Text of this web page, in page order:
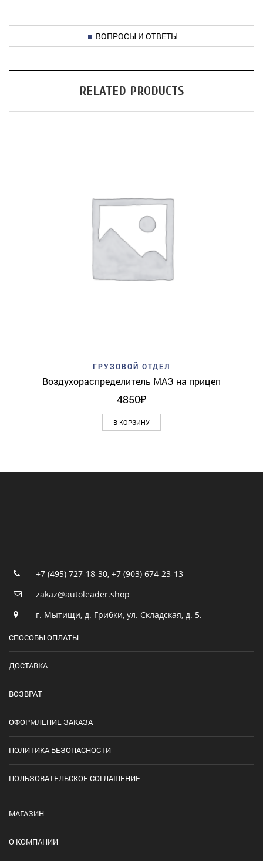
ВОПРОСЫ И ОТВЕТЫ
RELATED PRODUCTS
ГРУЗОВОЙ ОТДЕЛ
Воздухораспределитель МАЗ на прицеп
4850₽
В КОРЗИНУ
+7 (495) 727-18-30, +7 (903) 674-23-13
zakaz@autoleader.shop
г. Мытищи, д. Грибки, ул. Складская, д. 5.
СПОСОБЫ ОПЛАТЫ
ДОСТАВКА
ВОЗВРАТ
ОФОРМЛЕНИЕ ЗАКАЗА
ПОЛИТИКА БЕЗОПАСНОСТИ
ПОЛЬЗОВАТЕЛЬСКОЕ СОГЛАШЕНИЕ
МАГАЗИН
О КОМПАНИИ